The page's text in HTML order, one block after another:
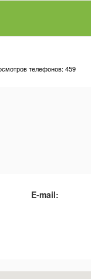
телефонов: 459
E-mail: